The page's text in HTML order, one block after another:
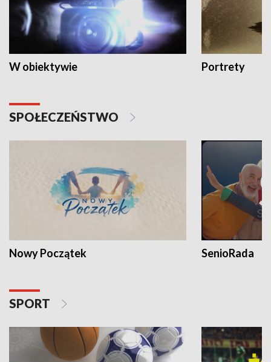
W obiektywie Portrety
SPOŁECZEŃSTWO
Nowy Początek SenioRada
SPORT